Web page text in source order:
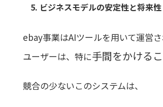
5. ビジネスモデルの安定性と将来性
ebay事業はAIツールを用いて運営さ
ユーザーは、特に手間をかける
競合の少ないこのシステムは、